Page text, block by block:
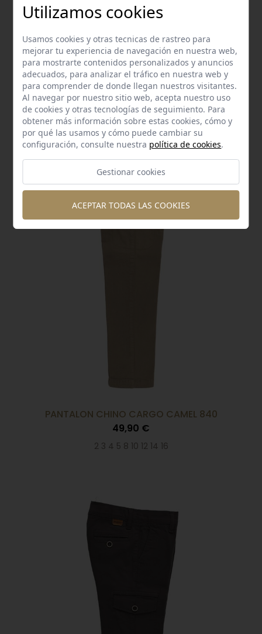
PANTALON CHINO CARGO BURDEOS 240
49,90 €
3 4 5 12 16
PANTALON CHINO CARGO CAMEL 840
49,90 €
2 3 4 5 8 10 12 14 16
Utilizamos cookies
Usamos cookies y otras tecnicas de rastreo para
mejorar tu experiencia de navegación en nuestra web,
para mostrarte contenidos personalizados y anuncios
adecuados, para analizar el tráfico en nuestra web y
para comprender de donde llegan nuestros visitantes.
Al navegar por nuestro sitio web, acepta nuestro uso
de cookies y otras tecnologías de seguimiento. Para
obtener más información sobre estas cookies, cómo y
por qué las usamos y cómo puede cambiar su
configuración, consulte nuestra política de cookies.
Gestionar cookies
ACEPTAR TODAS LAS COOKIES